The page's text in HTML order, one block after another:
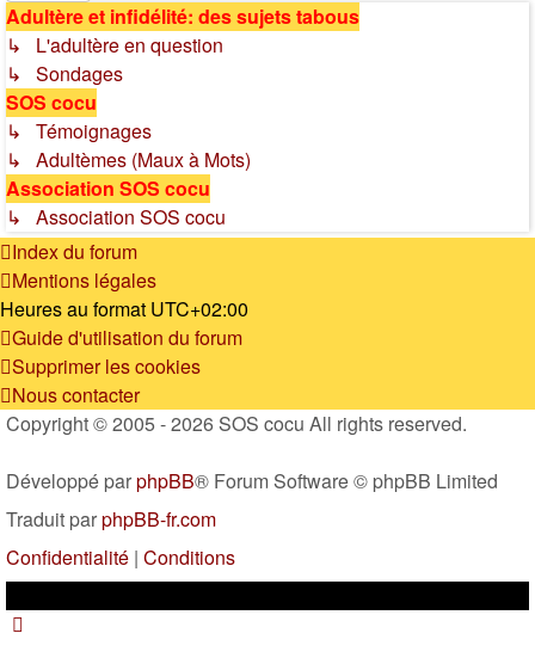
Adultère et infidélité: des sujets tabous
↳ L'adultère en question
↳ Sondages
SOS cocu
↳ Témoignages
↳ Adultèmes (Maux à Mots)
Association SOS cocu
↳ Association SOS cocu
Index du forum
Mentions légales
Heures au format UTC+02:00
Guide d'utilisation du forum
Supprimer les cookies
Nous contacter
Copyright © 2005 - 2026 SOS cocu All rights reserved.
Développé parphpBB® Forum Software © phpBB Limited
Traduit parphpBB-fr.com
Confidentialité | Conditions